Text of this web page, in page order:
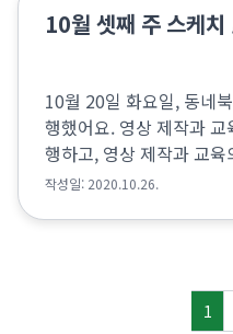
10월 셋째 주 스케
10월 20일 화요일, 동네
행했어요. 영상 제작과
행하고, 영상 제작과 교육
그리고 그 외 진행중인 실
작성일: 2020.10.26.
1